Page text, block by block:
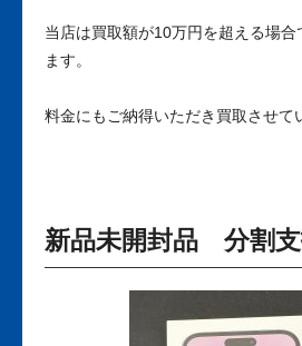
当店は買取額が10万円を超える場
ます。
料金にもご納得いただき買取させて
新品未開封品 分割